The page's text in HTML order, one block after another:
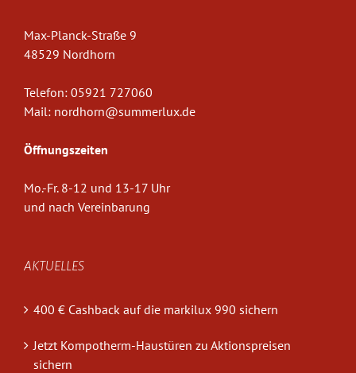
Max-Planck-Straße 9
48529 Nordhorn
Telefon: 05921 727060
Mail: nordhorn@summerlux.de
Öffnungszeiten
Mo.-Fr. 8-12 und 13-17 Uhr
und nach Vereinbarung
AKTUELLES
400 € Cashback auf die markilux 990 sichern
Jetzt Kompotherm-Haustüren zu Aktionspreisen
sichern